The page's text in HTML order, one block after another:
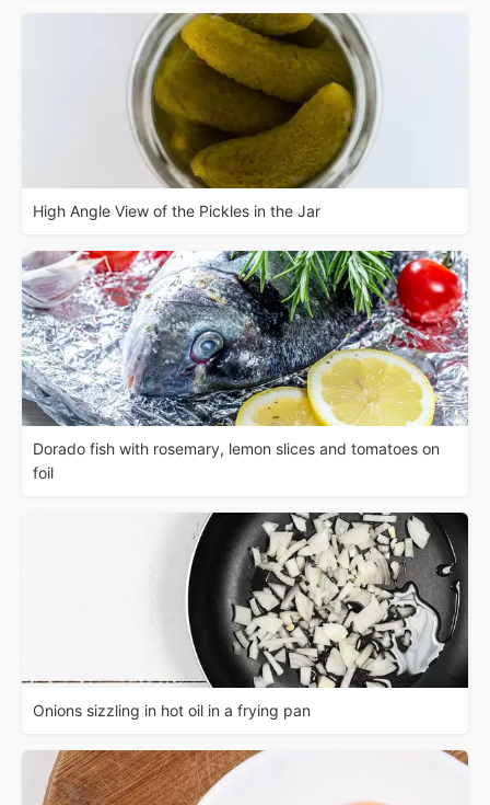
High Angle View of the Pickles in the Jar
Dorado fish with rosemary, lemon slices and tomatoes on
foil
Onions sizzling in hot oil in a frying pan